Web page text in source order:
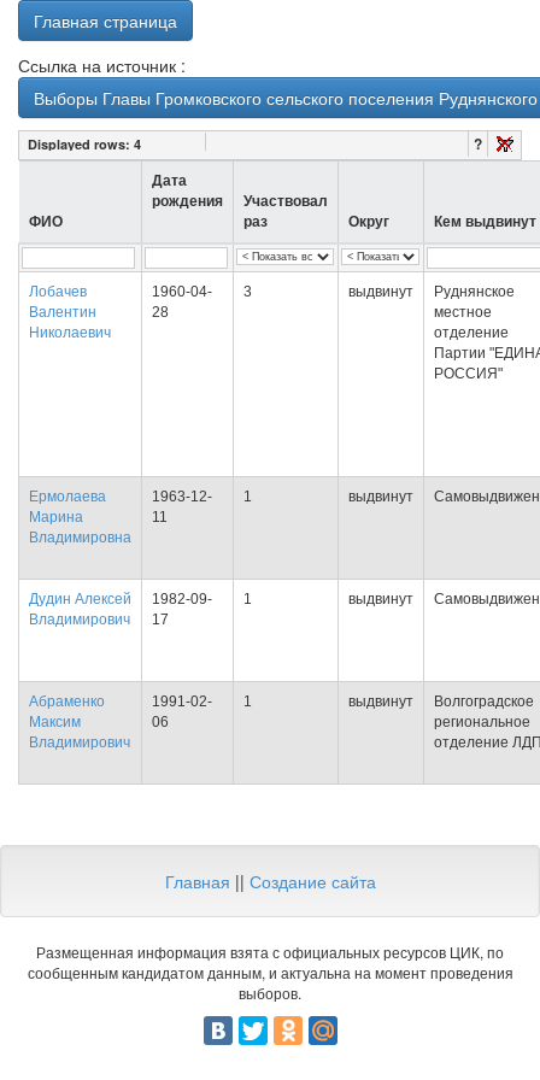
Главная страница
Ссылка на источник :
Выборы Главы Громковского сельского поселения
Displayed rows: 4 ?
ФИО
Дата
рождения
Участвовал
раз
Округ Кем выдвинут
Лобачев
Валентин
Николаевич
1960-04-
28
3 выдвинут
Руднянское
местное
отделение
Партии
РОССИЯ"
Ермолаева
Марина
Владимировна
1963-12-
11
1 выдвинут
Дудин Алексей
Владимирович
1982-09-
17
1 выдвинут
Абраменко
Максим
Владимирович
1991-02-
06
1 выдвинут
Волгоградское
региональное
отделение
Главная || Создание сайта
Размещенная информация взята с официальных ресурсов ЦИК, по
сообщенным кандидатом данным, и актуальна на момент проведения
выборов.